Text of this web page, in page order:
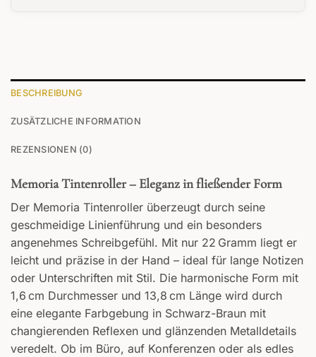
BESCHREIBUNG
ZUSÄTZLICHE INFORMATION
REZENSIONEN (0)
Memoria Tintenroller – Eleganz in fließender Form
Der Memoria Tintenroller überzeugt durch seine
geschmeidige Linienführung und ein besonders
angenehmes Schreibgefühl. Mit nur 22 Gramm liegt er
leicht und präzise in der Hand – ideal für lange Notizen
oder Unterschriften mit Stil. Die harmonische Form mit
1,6 cm Durchmesser und 13,8 cm Länge wird durch
eine elegante Farbgebung in Schwarz-Braun mit
changierenden Reflexen und glänzenden Metalldetails
veredelt. Ob im Büro, auf Konferenzen oder als edles